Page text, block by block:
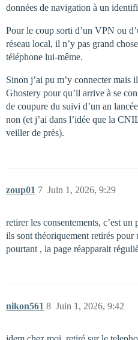
données de navigation à un
Pour le coup sorti d’un VPN ou
réseau local, il n’y pas grand
téléphone lui-même.
Sinon j’ai pu m’y connecter
Ghostery pour qu’il arrive à se
de coupure du suivi d’un an
non (et j’ai dans l’idée que la
veiller de près).
zoup01 Juin 1, 2026, 9:29
7
retirer les consentements, c’est
ils sont théoriquement retirés
pourtant , la page réapparait
nikon561 Juin 1, 2026, 9:42
8